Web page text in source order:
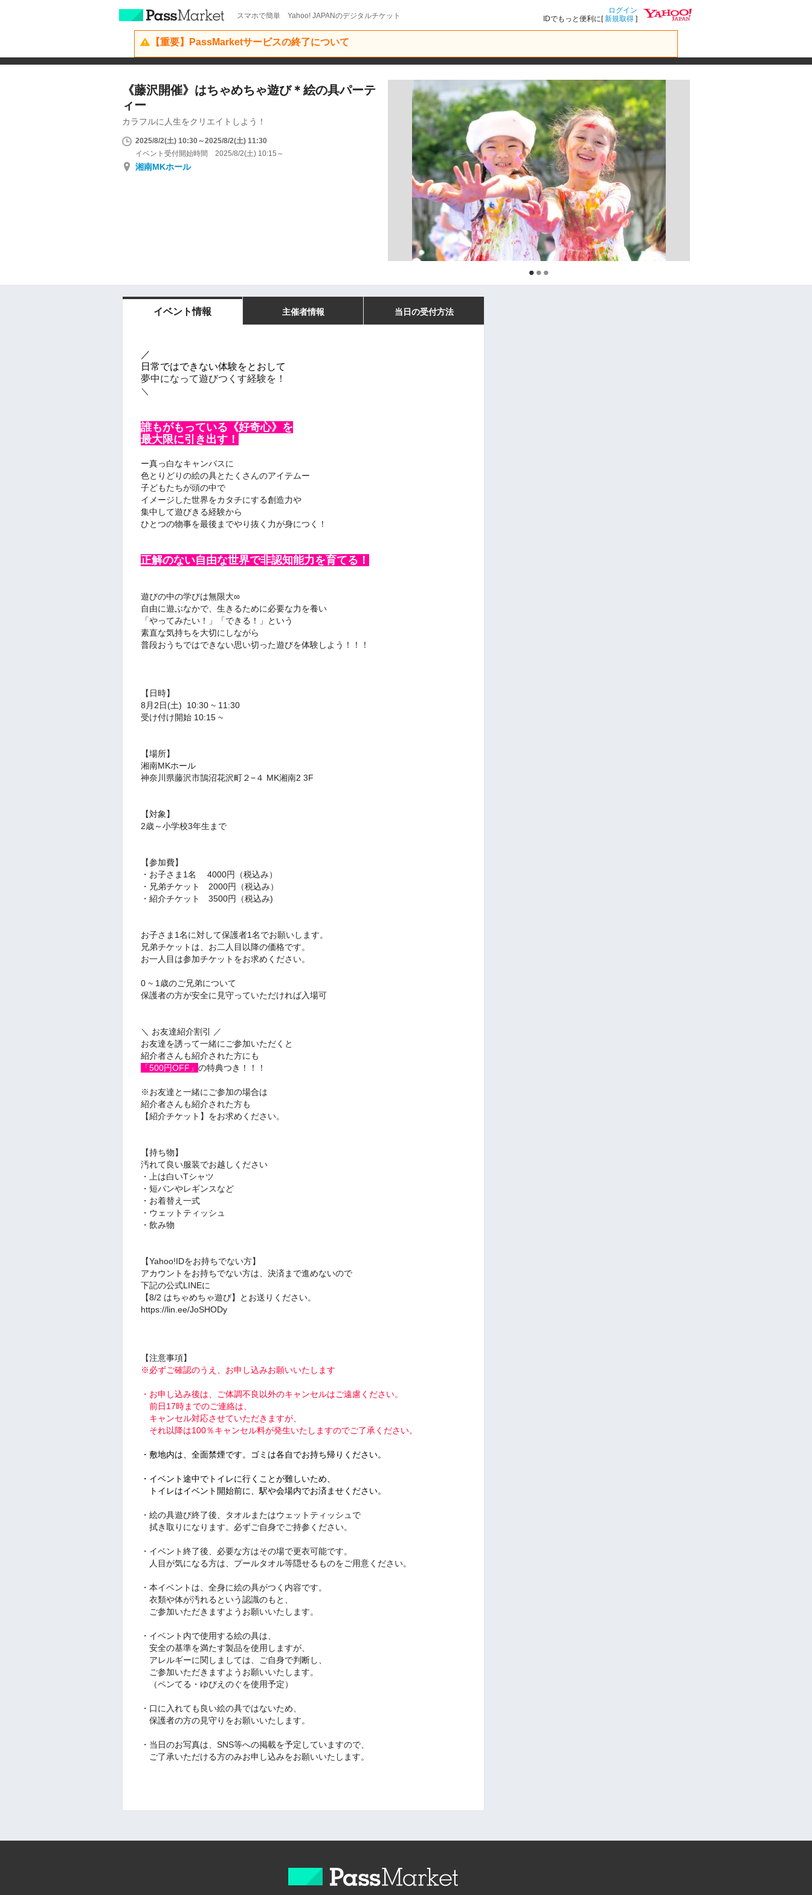
スマホで簡単 Yahoo! JAPANのデジタルチケット
ログイン
IDでもっと便利に[新規取得 ]
【重要】PassMarketサービスの終了について
《藤沢開催》はちゃめちゃ遊び＊絵の具パーテ
ィー
カラフルに人生をクリエイトしよう！
2025/8/2(土) 10:30～2025/8/2(土) 11:30
イベント受付開始時間 2025/8/2(土) 10:15～
湘南MKホール
イベント情報 主催者情報 当日の受付方法
／
日常ではできない体験をとおして
夢中になって遊びつくす経験を！
＼
誰もがもっている《好奇心》を
最大限に引き出す！
ー真っ白なキャンバスに
色とりどりの絵の具とたくさんのアイテムー
子どもたちが頭の中で
イメージした世界をカタチにする創造力や
集中して遊びきる経験から
ひとつの物事を最後までやり抜く力が身につく！
正解のない自由な世界で非認知能力を育てる！
遊びの中の学びは無限大∞
自由に遊ぶなかで、生きるために必要な力を養い
「やってみたい！」「できる！」という
素直な気持ちを大切にしながら
普段おうちではできない思い切った遊びを体験しよう！！！
【日時】
8月2日(土) 10:30 ~ 11:30
受け付け開始 10:15 ~
【場所】
湘南MKホール
神奈川県藤沢市鵠沼花沢町２−４ MK湘南2 3F
【対象】
2歳～小学校3年生まで
【参加費】
・お子さま1名 4000円（税込み）
・兄弟チケット 2000円（税込み）
・紹介チケット 3500円（税込み)
お子さま1名に対して保護者1名でお願いします。
兄弟チケットは、お二人目以降の価格です。
お一人目は参加チケットをお求めください。
0 ~ 1歳のご兄弟について
保護者の方が安全に見守っていただければ入場可
＼ お友達紹介割引 ／
お友達を誘って一緒にご参加いただくと
紹介者さんも紹介された方にも
「500円OFF」 の特典つき！！！
※お友達と一緒にご参加の場合は
紹介者さんも紹介された方も
【紹介チケット】をお求めください。
【持ち物】
汚れて良い服装でお越しください
・上は白いTシャツ
・短パンやレギンスなど
・お着替え一式
・ウェットティッシュ
・飲み物
【Yahoo!IDをお持ちでない方】
アカウントをお持ちでない方は、決済まで進めないので
下記の公式LINEに
【8/2 はちゃめちゃ遊び】とお送りください。
https://lin.ee/JoSHODy
【注意事項】
※必ずご確認のうえ、お申し込みお願いいたします
・お申し込み後は、ご体調不良以外のキャンセルはご遠慮ください。
前日17時までのご連絡は、
キャンセル対応させていただきますが、
それ以降は100％キャンセル料が発生いたしますのでご了承ください。
・敷地内は、全面禁煙です。ゴミは各自でお持ち帰りください。
・イベント途中でトイレに行くことが難しいため、
トイレはイベント開始前に、駅や会場内でお済ませください。
・絵の具遊び終了後、タオルまたはウェットティッシュで
拭き取りになります。必ずご自身でご持参ください。
・イベント終了後、必要な方はその場で更衣可能です。
人目が気になる方は、プールタオル等隠せるものをご用意ください。
・本イベントは、全身に絵の具がつく内容です。
衣類や体が汚れるという認識のもと、
ご参加いただきますようお願いいたします。
・イベント内で使用する絵の具は、
安全の基準を満たす製品を使用しますが、
アレルギーに関しましては、ご自身で判断し、
ご参加いただきますようお願いいたします。
（ペンてる・ゆびえのぐを使用予定）
・口に入れても良い絵の具ではないため、
保護者の方の見守りをお願いいたします。
・当日のお写真は、SNS等への掲載を予定していますので、
ご了承いただける方のみお申し込みをお願いいたします。